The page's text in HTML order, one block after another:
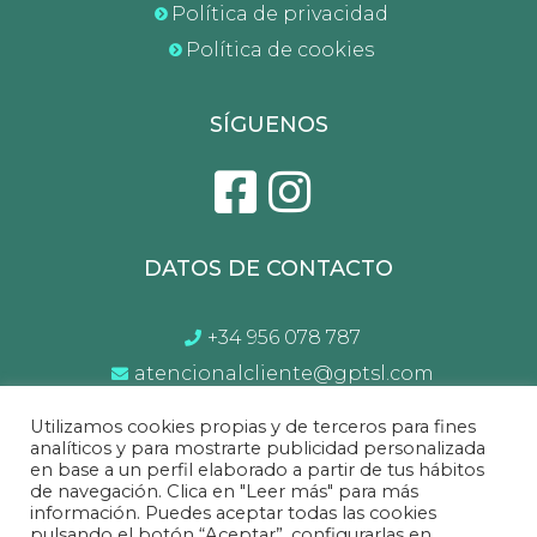
Política de privacidad
Política de cookies
SÍGUENOS
DATOS DE CONTACTO
+34 956 078 787
atencionalcliente@gptsl.com
21:00
Sofá&Sofá©2022 Todos los derechos reservados.
Utilizamos cookies propias y de terceros para fines
analíticos y para mostrarte publicidad personalizada
en base a un perfil elaborado a partir de tus hábitos
de navegación. Clica en "Leer más" para más
información. Puedes aceptar todas las cookies